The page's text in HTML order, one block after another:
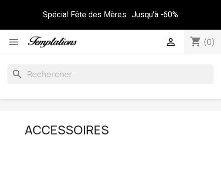
Spécial Fête des Mères : Jusqu'à -60%
 shopping_cart (0)

search
ACCESSOIRES